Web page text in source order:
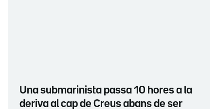
Una submarinista passa 10 hores a la
deriva al cap de Creus abans de ser